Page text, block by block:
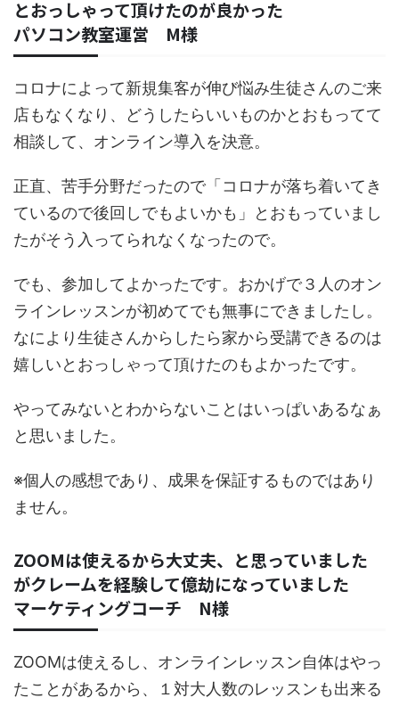
とおっしゃって頂けたのが良かった
パソコン教室運営 M様
コロナによって新規集客が伸び悩み生徒さんのご来
店もなくなり、どうしたらいいものかとおもってて
相談して、オンライン導入を決意。
正直、苦手分野だったので「コロナが落ち着いてき
ているので後回しでもよいかも」とおもっていまし
たがそう入ってられなくなったので。
でも、参加してよかったです。おかげで３人のオン
ラインレッスンが初めてでも無事にできましたし。
なにより生徒さんからしたら家から受講できるのは
嬉しいとおっしゃって頂けたのもよかったです。
やってみないとわからないことはいっぱいあるなぁ
と思いました。
※個人の感想であり、成果を保証するものではあり
ません。
ZOOMは使えるから大丈夫、と思っていました
がクレームを経験して億劫になっていました
マーケティングコーチ N様
ZOOMは使えるし、オンラインレッスン自体はやっ
たことがあるから、１対大人数のレッスンも出来る